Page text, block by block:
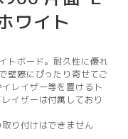
ワイト
トボード。耐久性に優れ
壁際にぴったり寄せてご
レイザー等を置けるト
イザーは付属しており
り付けはできません